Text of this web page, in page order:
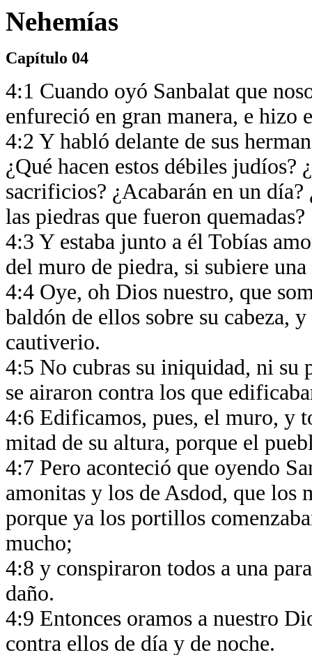
Nehemías
Capítulo 04
4:1 Cuando oyó Sanbalat que
enfureció en gran manera, e hizo
4:2 Y habló delante de sus
¿Qué hacen estos débiles
sacrificios? ¿Acabarán en un
las piedras que fueron quemadas?
4:3 Y estaba junto a él Tobías
del muro de piedra, si subiere
4:4 Oye, oh Dios nuestro, que
baldón de ellos sobre su cabeza,
cautiverio.
4:5 No cubras su iniquidad, ni su
se airaron contra los que
4:6 Edificamos, pues, el muro, y
mitad de su altura, porque el
4:7 Pero aconteció que oyendo
amonitas y los de Asdod, que los
porque ya los portillos
mucho;
4:8 y conspiraron todos a una
daño.
4:9 Entonces oramos a nuestro
contra ellos de día y de noche.